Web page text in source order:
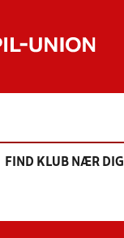
FIND KLUB NÆR DIG